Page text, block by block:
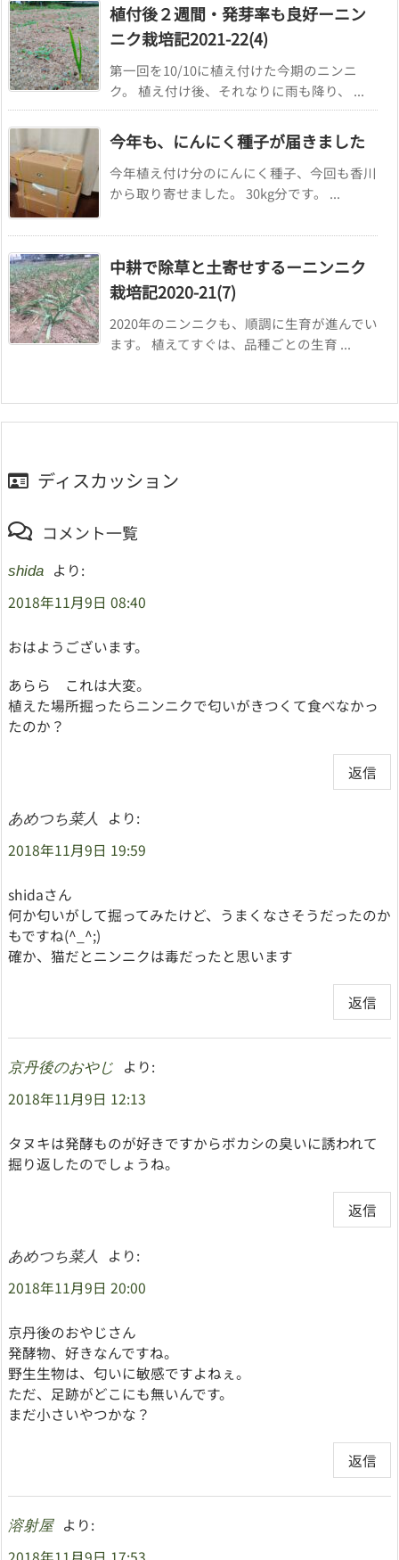
植付後２週間・発芽率も良好ーニン
ニク栽培記2021-22(4)
第一回を10/10に植え付けた今期のニンニ
ク。 植え付け後、それなりに雨も降り、 ...
今年も、にんにく種子が届きました
今年植え付け分のにんにく種子、今回も香川
から取り寄せました。 30kg分です。 ...
中耕で除草と土寄せするーニンニク
栽培記2020-21(7)
2020年のニンニクも、順調に生育が進んでい
ます。 植えてすぐは、品種ごとの生育 ...
ディスカッション
コメント一覧
shida
より:
2018年11月9日 08:40
おはようございます。
あらら これは大変。
植えた場所掘ったらニンニクで匂いがきつくて食べなかっ
たのか？
返信
あめつち菜人
より:
2018年11月9日 19:59
shidaさん
何か匂いがして掘ってみたけど、うまくなさそうだったのか
もですね(^_^;)
確か、猫だとニンニクは毒だったと思います
返信
京丹後のおやじ
より:
2018年11月9日 12:13
タヌキは発酵ものが好きですからボカシの臭いに誘われて
掘り返したのでしょうね。
返信
あめつち菜人
より:
2018年11月9日 20:00
京丹後のおやじさん
発酵物、好きなんですね。
野生生物は、匂いに敏感ですよねぇ。
ただ、足跡がどこにも無いんです。
まだ小さいやつかな？
返信
溶射屋
より: